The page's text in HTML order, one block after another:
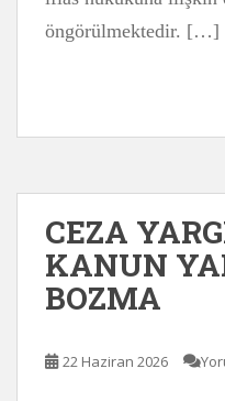
öngörülmektedir. […]
CEZA
KANUN
BOZMA
22 Haziran 2026